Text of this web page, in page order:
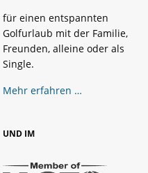
für einen entspannten
Golfurlaub mit der Familie,
Freunden, alleine oder als
Single.
Mehr erfahren …
UND IM